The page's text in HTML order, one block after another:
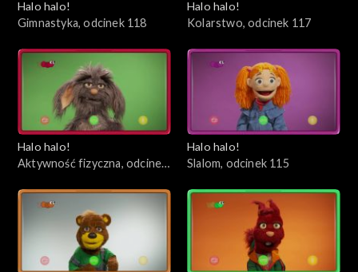
Halo halo!
Gimnastyka, odcinek 118
Halo halo!
Kolarstwo, odcinek 117
Halo halo!
Aktywność fizyczna, odcinek
Halo halo!
Slalom, odcinek 115